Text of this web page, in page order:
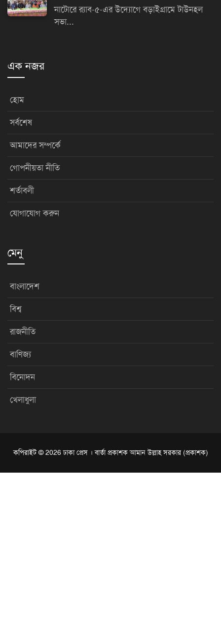
নাটোরে র‌্যাব-৫-এর উদ্যোগে বড়াইগ্রামে টাউনহল
সভা...
এক নজর
হোম
সর্বশেষ
আমাদের সম্পর্কে
গোপনীয়তা নীতি
শর্তাবলী
যোগাযোগ করুন
মেনু
বাংলাদেশ
বিশ্ব
রাজনীতি
বাণিজ্য
বিনোদন
খেলাধুলা
কপিরাইট © 2026 ঢাকা প্রেস । বার্তা প্রকাশক আমান উল্লাহ সরকার (প্রকাশক)